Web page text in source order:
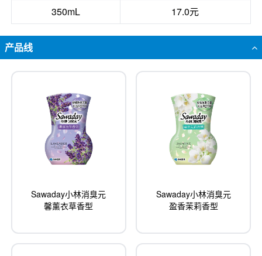
350mL
17.0元
产品线
Sawaday小林消臭元
馨薰衣草香型
Sawaday小林消臭元
盈香茉莉香型